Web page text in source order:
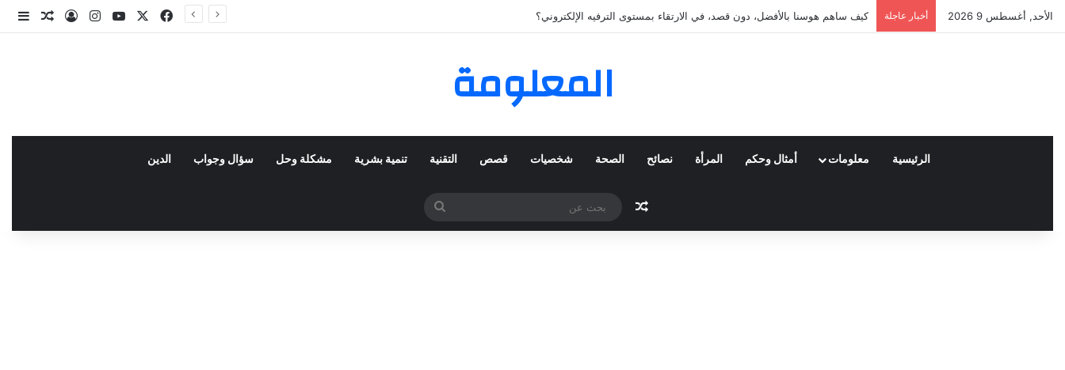
الأحد, أغسطس 9 2026 أخبار عاجلة العملاء واختياراتهم لمنتجات نايكي المفضلة عبر ترينديول: استكشاف رحلة التسوق الذكي. فيسبوك يوتيوبانستقرام
تسجيلمقال
المعلومة
الرئيسية معلومات أمثال وحكم المرأة نصائح الصحة شخصيات قصص التقنية تنمية بشرية مشكلة وحل سؤال وجواب الدين
مقال عشوائي
بحث
عن